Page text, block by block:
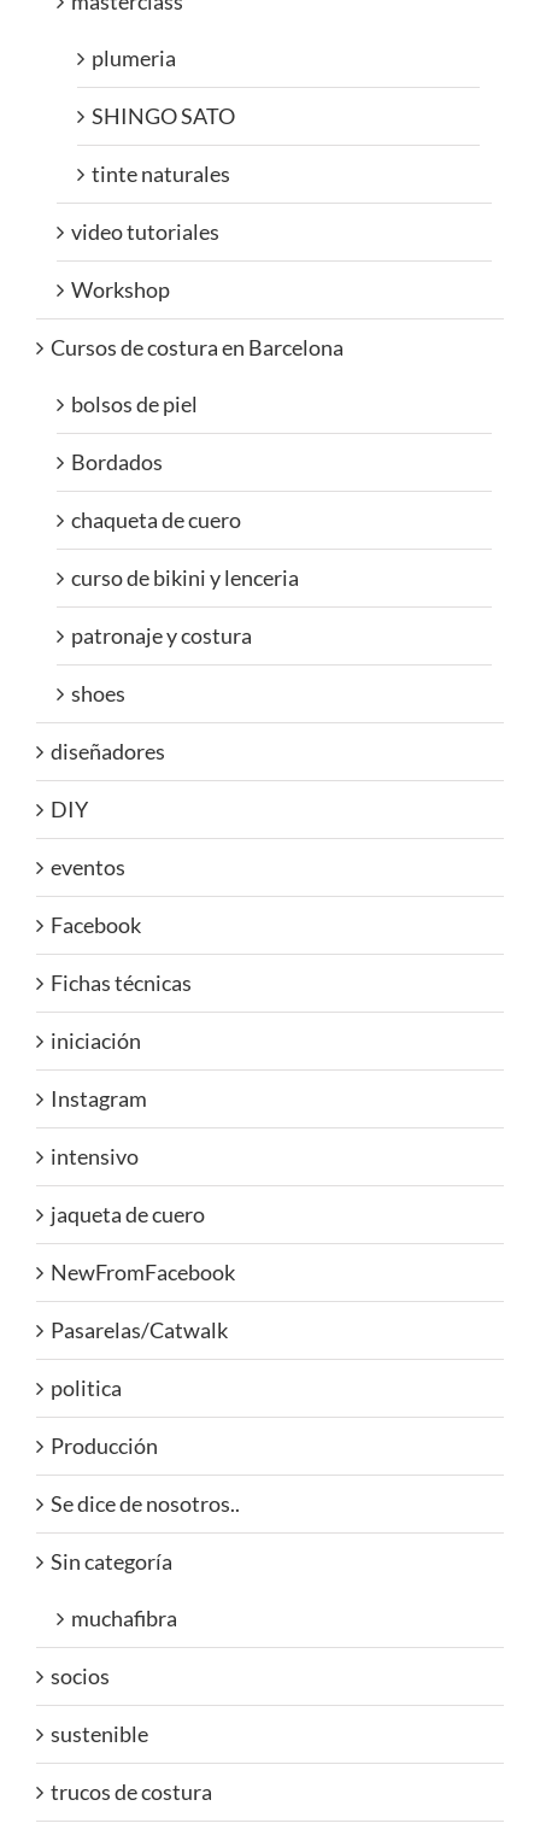
plumeria
SHINGO SATO
tinte naturales
video tutoriales
Workshop
Cursos de costura en Barcelona
bolsos de piel
Bordados
chaqueta de cuero
curso de bikini y lenceria
patronaje y costura
shoes
diseñadores
DIY
eventos
Facebook
Fichas técnicas
iniciación
Instagram
intensivo
jaqueta de cuero
NewFromFacebook
Pasarelas/Catwalk
politica
Producción
Se dice de nosotros..
Sin categoría
muchafibra
socios
sustenible
trucos de costura